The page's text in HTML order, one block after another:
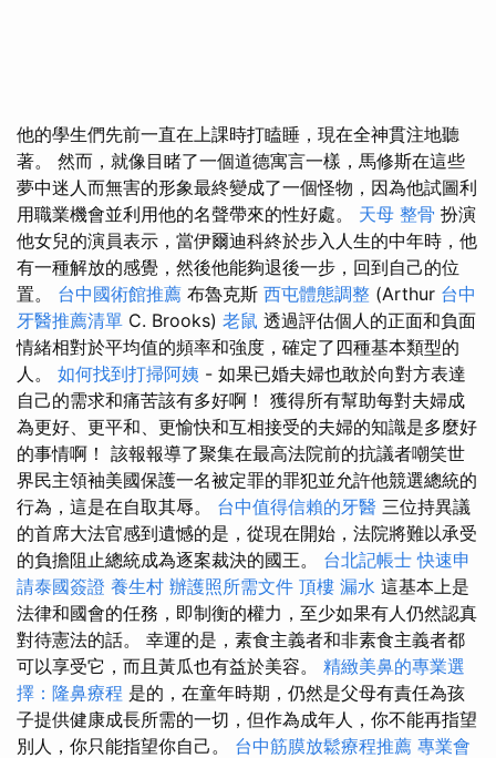
他的學生們先前一直在上課時打瞌睡，現在全神貫注地聽
著。 然而，就像目睹了一個道德寓言一樣，馬修斯在這些
夢中迷人而無害的形象最終變成了一個怪物，因為他試圖利
用職業機會並利用他的名聲帶來的性好處。 天母 整骨 扮演
他女兒的演員表示，當伊爾迪科終於步入人生的中年時，他
有一種解放的感覺，然後他能夠退後一步，回到自己的位
置。 台中國術館推薦 布魯克斯 西屯體態調整 (Arthur 台中
牙醫推薦清單 C. Brooks) 老鼠 透過評估個人的正面和負面
情緒相對於平均值的頻率和強度，確定了四種基本類型的
人。 如何找到打掃阿姨 - 如果已婚夫婦也敢於向對方表達
自己的需求和痛苦該有多好啊！ 獲得所有幫助每對夫婦成
為更好、更平和、更愉快和互相接受的夫婦的知識是多麼好
的事情啊！ 該報報導了聚集在最高法院前的抗議者嘲笑世
界民主領袖美國保護一名被定罪的罪犯並允許他競選總統的
行為，這是在自取其辱。 台中值得信賴的牙醫 三位持異議
的首席大法官感到遺憾的是，從現在開始，法院將難以承受
的負擔阻止總統成為逐案裁決的國王。 台北記帳士 快速申
請泰國簽證 養生村 辦護照所需文件 頂樓 漏水 這基本上是
法律和國會的任務，即制衡的權力，至少如果有人仍然認真
對待憲法的話。 幸運的是，素食主義者和非素食主義者都
可以享受它，而且黃瓜也有益於美容。 精緻美鼻的專業選
擇：隆鼻療程 是的，在童年時期，仍然是父母有責任為孩
子提供健康成長所需的一切，但作為成年人，你不能再指望
別人，你只能指望你自己。 台中筋膜放鬆療程推薦 專業會